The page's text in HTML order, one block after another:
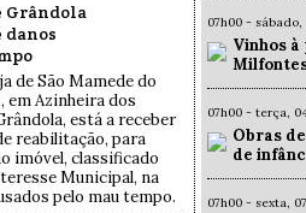
Grândola
de São Mamede do
em Azinheira dos
está a receber
reabilitação, para
imóvel, classificado
Municipal, na
pelo mau tempo.
07h00 -
Vinhos
07h00 - terça,
Obras
de
07h00 - sexta,